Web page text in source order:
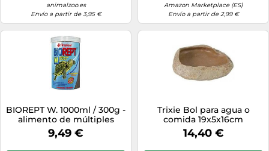
animalzoo.es
Envío a partir de 3,95 €
Amazon Marketplace (ES)
Envío a partir de 2,99 €
BIOREPT W. 1000ml / 300g -
alimento de múltiples
Ingredientes para la
alimentación Diaria de
9,49 €
Trixie Bol para agua o
comida 19x5x16cm
14,40 €